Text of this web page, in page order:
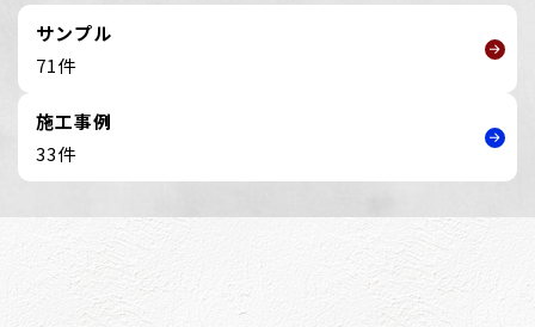
サンプル
71件
施工事例
33件